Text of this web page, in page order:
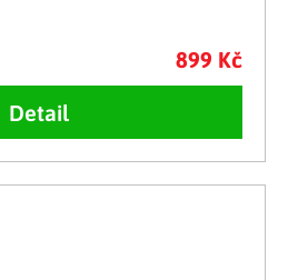
899 Kč
Detail